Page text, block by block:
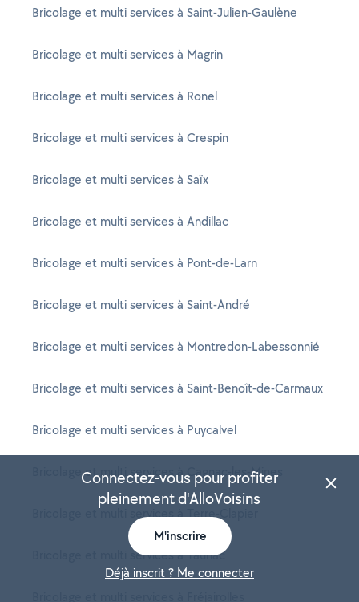
Bricolage et multi services à Saint-Julien-Gaulène
Bricolage et multi services à Magrin
Bricolage et multi services à Ronel
Bricolage et multi services à Crespin
Bricolage et multi services à Saïx
Bricolage et multi services à Andillac
Bricolage et multi services à Pont-de-Larn
Bricolage et multi services à Saint-André
Bricolage et multi services à Montredon-Labessonnié
Bricolage et multi services à Saint-Benoît-de-Carmaux
Bricolage et multi services à Puycalvel
Bricolage et multi services à Cagnac-les-Mines
Bricolage et multi services à Terre-Clapier
Bricolage et multi services à Tauriac
Connectez-vous pour profiter
pleinement d'AlloVoisins
M'inscrire
Déjà inscrit ? Me connecter